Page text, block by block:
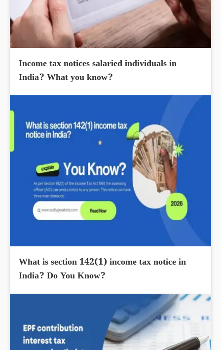
Income tax notices salaried individuals in
India? What you know?
What is section 142(1) income tax notice in
India? Do You Know?